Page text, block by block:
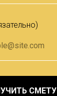
СМЕТУ